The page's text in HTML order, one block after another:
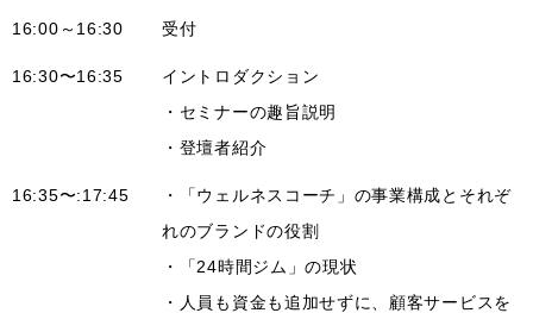
16:00～16:30 受付
16:30〜16:35
イントロダクション
・セミナーの趣旨説明
・登壇者紹介
16:35〜:17:45
・「ウェルネスコーチ」の事業構成とそれぞ
れのブランドの役割
・「24時間ジム」の現状
・人員も資金も追加せずに、顧客サービスを